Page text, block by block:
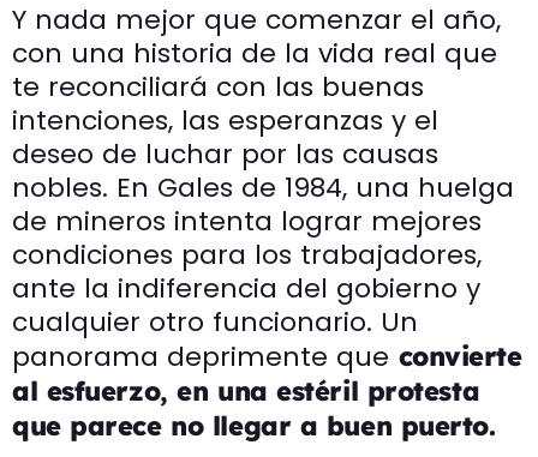
Y nada mejor que comenzar el año,
con una historia de la vida real que
te reconciliará con las buenas
intenciones, las esperanzas y el
deseo de luchar por las causas
nobles. En Gales de 1984, una huelga
de mineros intenta lograr mejores
condiciones para los trabajadores,
ante la indiferencia del gobierno y
cualquier otro funcionario. Un
panorama deprimente que convierte
al esfuerzo, en una estéril protesta
que parece no llegar a buen puerto.